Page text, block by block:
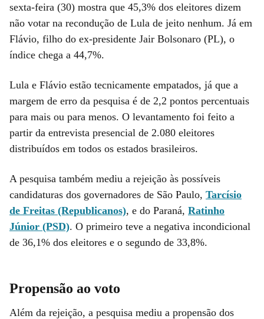
sexta-feira (30) mostra que 45,3% dos eleitores dizem
não votar na recondução de Lula de jeito nenhum. Já em
Flávio, filho do ex-presidente Jair Bolsonaro (PL), o
índice chega a 44,7%.
Lula e Flávio estão tecnicamente empatados, já que a
margem de erro da pesquisa é de 2,2 pontos percentuais
para mais ou para menos. O levantamento foi feito a
partir da entrevista presencial de 2.080 eleitores
distribuídos em todos os estados brasileiros.
A pesquisa também mediu a rejeição às possíveis
candidaturas dos governadores de São Paulo, Tarcísio
de Freitas (Republicanos), e do Paraná, Ratinho
Júnior (PSD). O primeiro teve a negativa incondicional
de 36,1% dos eleitores e o segundo de 33,8%.
Propensão ao voto
Além da rejeição, a pesquisa mediu a propensão dos